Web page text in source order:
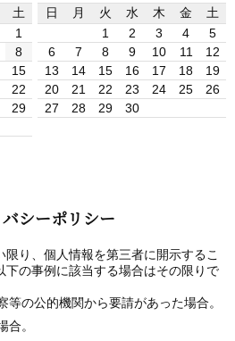
土
1
8
15
22
29
日
月 火 水 木 金
土
1
2 3 4
5
6
7 8 9 10 11
12
13
14 15 16 17 18
19
20
21 22 23 24 25
26
27
28 29 30
シーポリシー
り、個人情報を第三者に開示するこ
下の事例に該当する場合はその限りで
等の公的機関から要請があった場合。
合。